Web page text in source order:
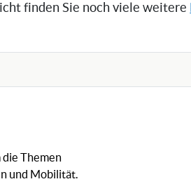
finden Sie noch viele weitere
Themen
und Mobilität.